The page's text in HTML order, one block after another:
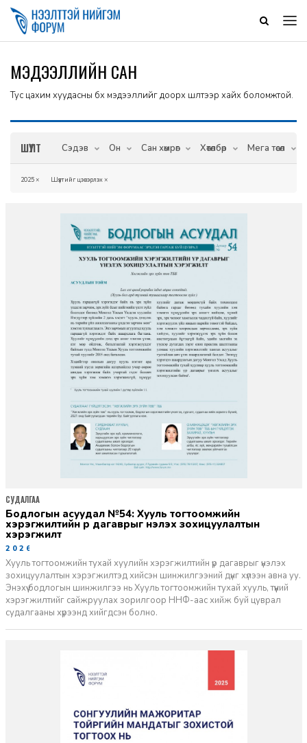
МЭДЭЭЛЛИЙН САН
Тус цахим хуудасны бүх мэдээллийг доорх шүүлтээр хайх боломжтой.
ШҮҮЛТ Сэдэв Он Сан хөмрөг Хөтөлбөр Мега төсөл
2025× Шүүлтийг цэвэрлэх×
Бодлогын асуудал №54: Хууль тогтоомжийн
хэрэгжилтийн үр дагаврыг үнэлэх зохицуулалтын
хэрэгжилт
2026-04-08
Хууль тогтоомжийн тухай хуулийн хэрэгжилтийн үр дагаврыг үнэлэх
зохицуулалтын хэрэгжилтэд хийсэн шинжилгээний дүнг хүлээн авна уу.
Энэхүү бодлогын шинжилгээ нь Хууль тогтоомжийн тухай хууль, түүний
хэрэгжилтийг сайжруулах зорилгоор ННФ-аас хийж буй цуврал
судалгааны хүрээнд хийгдсэн болно.
СУДАЛГАА